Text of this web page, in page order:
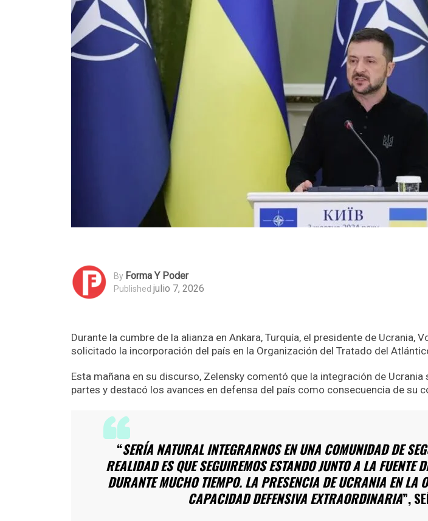
By Forma Y Poder
Published julio 7, 2026
Durante la cumbre de la alianza en Ankara, Turquía, el presidente de Ucrania,
solicitado la incorporación del país en la Organización del Tratado del
Esta mañana en su discurso, Zelensky comentó que la integración de
partes y destacó los avances en defensa del país como consecuencia de su
“SERÍA NATURAL INTEGRARNOS EN UNA COMUNIDAD DE
REALIDAD ES QUE SEGUIREMOS ESTANDO JUNTO A LA FUENTE
DURANTE MUCHO TIEMPO. LA PRESENCIA DE UCRANIA EN LA
CAPACIDAD DEFENSIVA EXTRAORDINARIA”,